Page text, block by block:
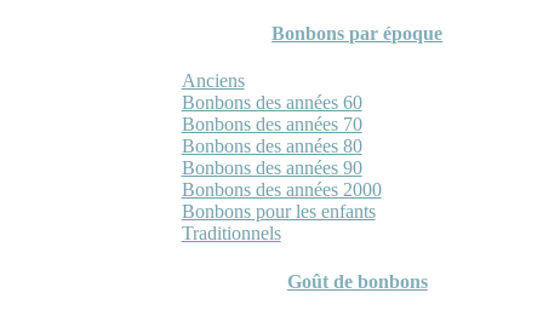
Bonbons par époque
Anciens
Bonbons des années 60
Bonbons des années 70
Bonbons des années 80
Bonbons des années 90
Bonbons des années 2000
Bonbons pour les enfants
Traditionnels
Goût de bonbons